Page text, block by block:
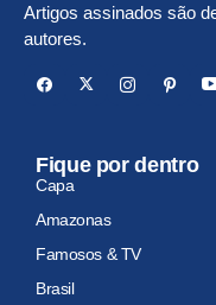
Artigos assinados são
autores.
Fique por dentro
Capa
Amazonas
Famosos & TV
Brasil